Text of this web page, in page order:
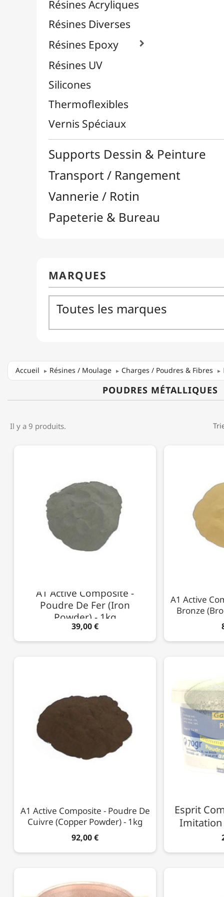
Accueil Résines / Moulage Charges / Poudres & Fibres
POUDRES MÉTALLIQUES
Il y a 9 produits.
A1 Active Composite -
Poudre De Fer (Iron
Powder) - 1kg
39,00 €
A1 Active
Bronze
A1 Active Composite - Poudre De
Cuivre (Copper Powder) - 1kg
92,00 €
Esprit
Imitation